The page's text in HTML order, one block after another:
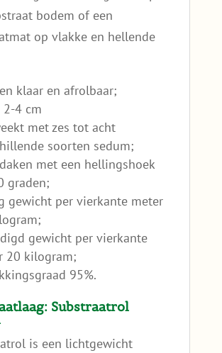
bodem of een
op vlakke en hellende
klaar en afrolbaar;
4 cm
met zes tot acht
soorten sedum;
met een hellingshoek
graden;
gewicht per vierkante meter
gewicht per vierkante
20 kilogram;
95%.
Substraatrol
is een lichtgewicht